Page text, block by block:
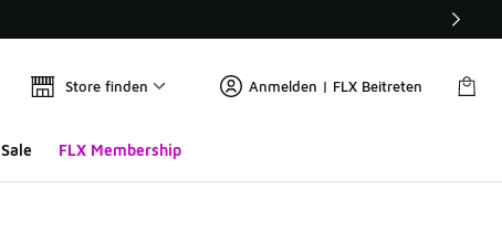
Store finden Anmelden | FLX Beitreten
Sale FLX Membership